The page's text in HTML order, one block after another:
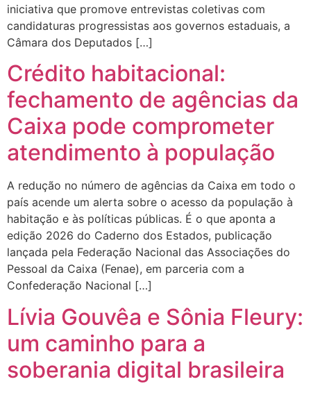
iniciativa que promove entrevistas coletivas com
candidaturas progressistas aos governos estaduais, a
Câmara dos Deputados […]
Crédito habitacional:
fechamento de agências da
Caixa pode comprometer
atendimento à população
A redução no número de agências da Caixa em todo o
país acende um alerta sobre o acesso da população à
habitação e às políticas públicas. É o que aponta a
edição 2026 do Caderno dos Estados, publicação
lançada pela Federação Nacional das Associações do
Pessoal da Caixa (Fenae), em parceria com a
Confederação Nacional […]
Lívia Gouvêa e Sônia Fleury:
um caminho para a
soberania digital brasileira